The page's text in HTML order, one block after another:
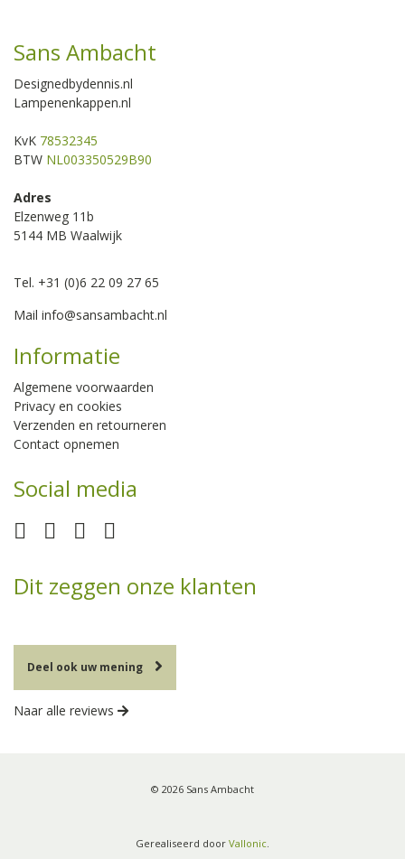
Sans Ambacht
Designedbydennis.nl
Lampenenkappen.nl
KvK 78532345
BTW NL003350529B90
Adres
Elzenweg 11b
5144 MB Waalwijk
Tel. +31 (0)6 22 09 27 65
Mail info@sansambacht.nl
Informatie
Algemene voorwaarden
Privacy en cookies
Verzenden en retourneren
Contact opnemen
Social media
Dit zeggen onze klanten
Deel ook uw mening
Naar alle reviews
© 2026 Sans Ambacht
Gerealiseerd door Vallonic